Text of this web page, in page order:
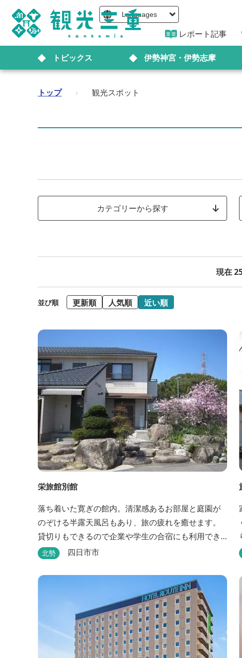
Languages
レポート記事
トピックス 伊勢神宮・伊勢志摩
トップ › 観光スポット
カテゴリーから探す
現在
並び順 更新順 人気順 近い順
栄旅館別館
落ち着いた寛ぎの館内。清潔感あるお部屋と庭園が
のぞける半露天風呂もあり、旅の疲れを癒せます。
貸切りもできるので企業や学生の合宿にも利用でき
ます。
北勢 四日市市